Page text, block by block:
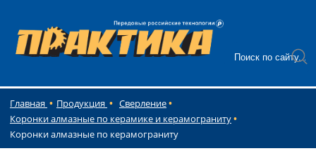
Главная Продукция
Сверление
Коронки алмазные по керамике и керамограниту
Коронки алмазные по керамограниту